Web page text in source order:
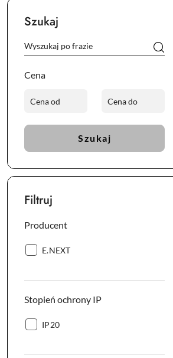
Szukaj
Cena
Szukaj
Filtruj
Producent
Producent:
E.NEXT
Stopień ochrony IP
Stopień
IP20